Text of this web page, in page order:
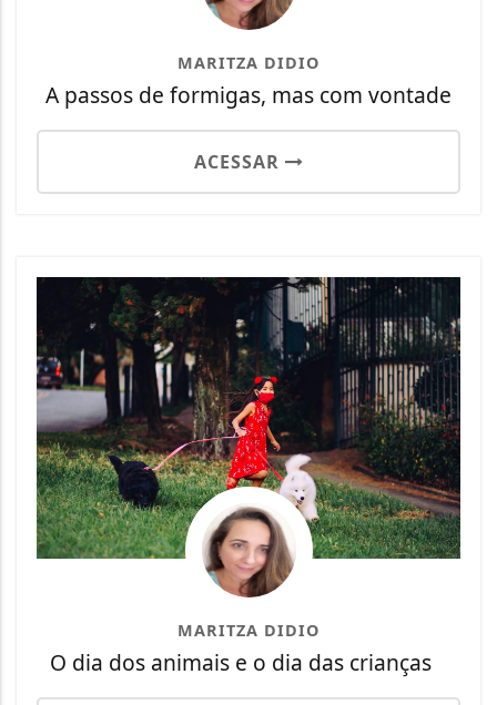
MARITZA DIDIO
A passos de formigas, mas com vontade
ACESSAR
MARITZA DIDIO
O dia dos animais e o dia das crianças